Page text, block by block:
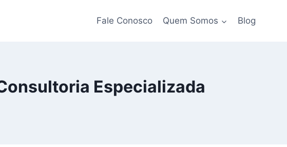
Fale Conosco Quem Somos Blog
Especializada